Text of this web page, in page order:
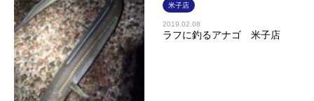
米子店
2019.02.08
ラフに釣るアナゴ 米子店